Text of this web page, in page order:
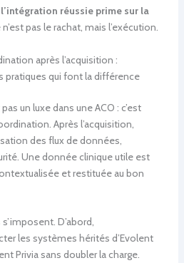
l’intégration réussie prime sur la
pas le rachat, mais l’exécution.
après l’acquisition :
qui font la différence
un luxe dans une ACO : c’est
Après l’acquisition,
des flux de données,
Une donnée clinique utile est
et restituée au bon
D’abord,
les systèmes hérités d’Evolent
Privia sans doubler la charge.